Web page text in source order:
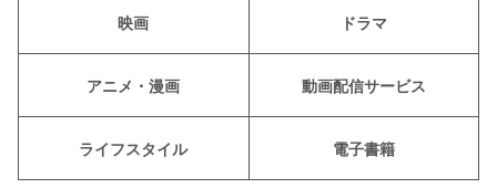
映画 ドラマ
アニメ・漫画 動画配信サービス
ライフスタイル 電子書籍